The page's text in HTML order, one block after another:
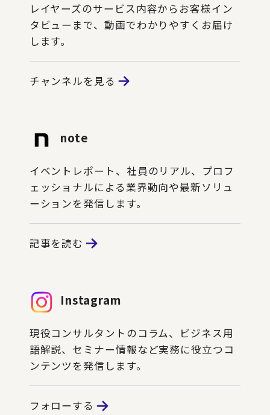
レイヤーズのサービス内容からお客様イン
タビューまで、動画でわかりやすくお届け
します。
チャンネルを見る
note
イベントレポート、社員のリアル、プロフ
ェッショナルによる業界動向や最新ソリュ
ーションを発信します。
記事を読む
Instagram
現役コンサルタントのコラム、ビジネス用
語解説、セミナー情報など実務に役立つコ
ンテンツを発信します。
フォローする